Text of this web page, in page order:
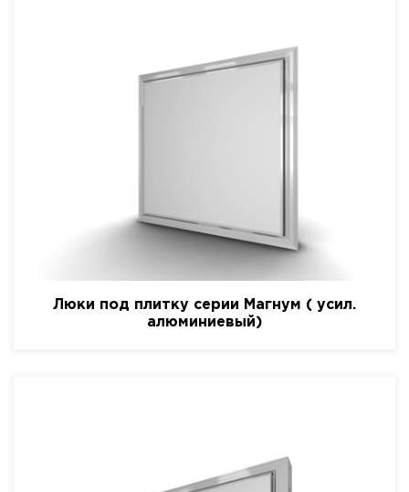
Люки под плитку серии Магнум ( усил.
алюминиевый)